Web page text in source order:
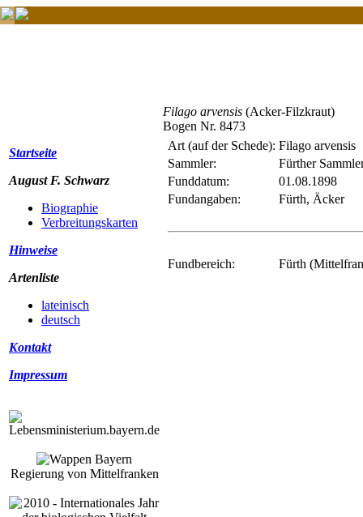
Startseite
August F. Schwarz
Biographie
Verbreitungskarten
Hinweise
Artenliste
lateinisch
deutsch
Kontakt
Impressum
Regierung von Mittelfranken
Filago arvensis (Acker-Filzkraut)
Bogen Nr. 8473
Art (auf der Schede): Filago arvensis
Sammler:
Fürther
Funddatum:
01.08.1898
Fundangaben:
Fürth, Äcker
Fundbereich: Fürth